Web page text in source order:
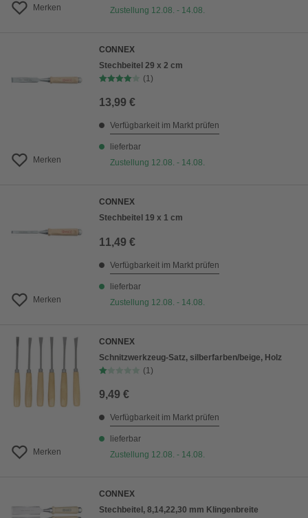
Merken
Zustellung 12.08. - 14.08.
Merken
CONNEX
Stechbeitel 29 x 2 cm
(1)
13,99 €
Verfügbarkeit im Markt prüfen
lieferbar
Zustellung 12.08. - 14.08.
Merken
CONNEX
Stechbeitel 19 x 1 cm
11,49 €
Verfügbarkeit im Markt prüfen
lieferbar
Zustellung 12.08. - 14.08.
Merken
CONNEX
Schnitzwerkzeug-Satz, silberfarben/beige, Holz
(1)
9,49 €
Verfügbarkeit im Markt prüfen
lieferbar
Zustellung 12.08. - 14.08.
CONNEX
Stechbeitel, 8,14,22,30 mm Klingenbreite